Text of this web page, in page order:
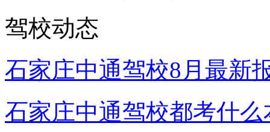
驾校动态
石家庄中通驾校8月最新
石家庄中通驾校都考什么